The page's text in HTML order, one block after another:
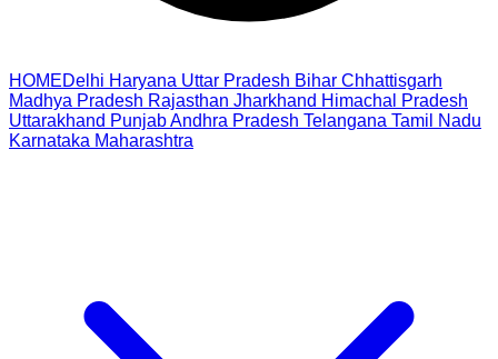
HOMEDelhi Haryana Uttar Pradesh Bihar Chhattisgarh
Madhya Pradesh Rajasthan Jharkhand Himachal Pradesh
Uttarakhand PunjabAndhra Pradesh Telangana Tamil Nadu
Karnataka Maharashtra